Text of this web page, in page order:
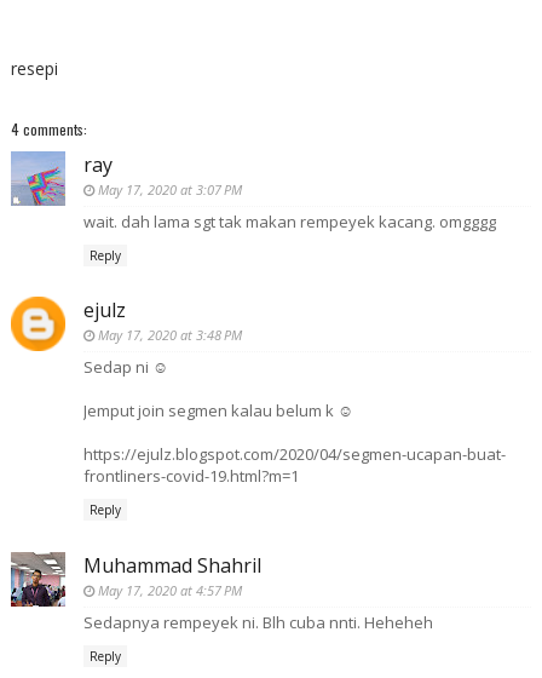
resepi
4 comments:
ray
May 17, 2020 at 3:07 PM
wait. dah lama sgt tak makan rempeyek kacang. omgggg
Reply
ejulz
May 17, 2020 at 3:48 PM
Sedap ni ☺️
Jemput join segmen kalau belum k ☺️
https://ejulz.blogspot.com/2020/04/segmen-ucapan-buat-
frontliners-covid-19.html?m=1
Reply
Muhammad Shahril
May 17, 2020 at 4:57 PM
Sedapnya rempeyek ni. Blh cuba nnti. Heheheh
Reply